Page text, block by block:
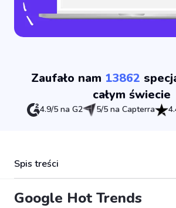
Zaufało nam 13862
całym świecie
4.9/5 na G2 5/5 na Capterra
Spis treści
Google Hot Trends